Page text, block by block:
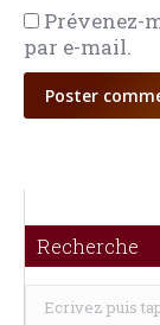
Prévenez-
par e-mail.
Poster
Recherche
Recherche